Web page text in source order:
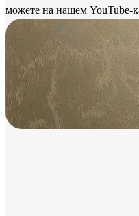
можете на нашем YouTube-